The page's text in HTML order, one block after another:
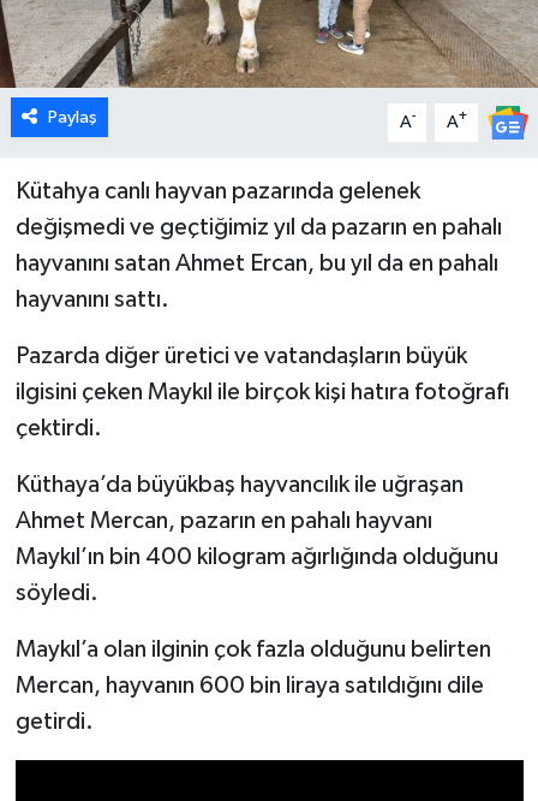
Paylaş A- A+
Kütahya canlı hayvan pazarında gelenek
değişmedi ve geçtiğimiz yıl da pazarın en pahalı
hayvanını satan Ahmet Ercan, bu yıl da en pahalı
hayvanını sattı.
Pazarda diğer üretici ve vatandaşların büyük
ilgisini çeken Maykıl ile birçok kişi hatıra fotoğrafı
çektirdi.
Küthaya’da büyükbaş hayvancılık ile uğraşan
Ahmet Mercan, pazarın en pahalı hayvanı
Maykıl’ın bin 400 kilogram ağırlığında olduğunu
söyledi.
Maykıl’a olan ilginin çok fazla olduğunu belirten
Mercan, hayvanın 600 bin liraya satıldığını dile
getirdi.
Foto Galeri
Gediz
Genel
Gündem
Hisarcık
Köşe Yazıları
Kültür Sanat
Kütahya
Magazin
Pazarlar